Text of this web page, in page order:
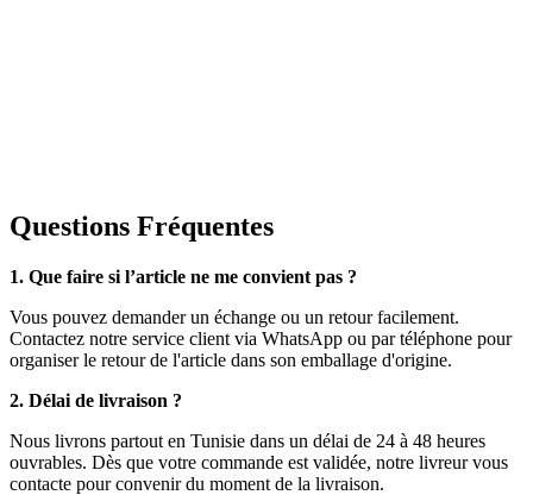
Questions Fréquentes
1. Que faire si l’article ne me convient pas ?
Vous pouvez demander un échange ou un retour facilement.
Contactez notre service client via WhatsApp ou par téléphone pour
organiser le retour de l'article dans son emballage d'origine.
2. Délai de livraison ?
Nous livrons partout en Tunisie dans un délai de 24 à 48 heures
ouvrables. Dès que votre commande est validée, notre livreur vous
contacte pour convenir du moment de la livraison.